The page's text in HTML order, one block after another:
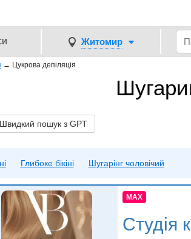
Житомир
→ Цукрова депіляція
пошук з GPT
Глибоке бікіні Шугарінг чоловічий
MAX
Студія